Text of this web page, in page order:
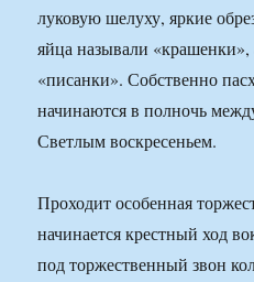
луковую шелуху, яркие
яйца называли
«писанки». Собственно
начинаются в полночь
Светлым воскресеньем.
Проходит особенная
начинается крестный ход
под торжественный звон